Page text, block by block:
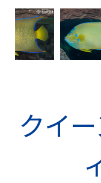
クイ